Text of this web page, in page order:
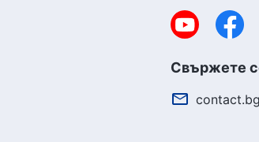
Свържете